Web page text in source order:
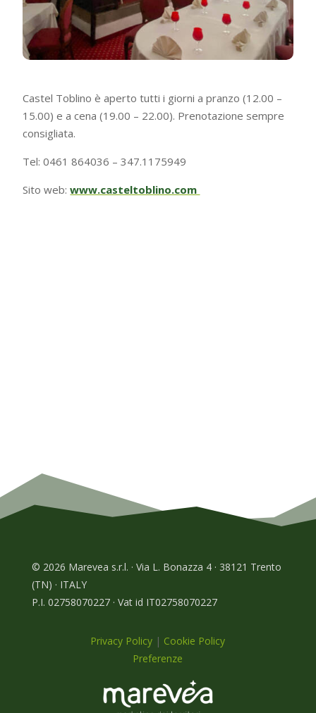
Castel Toblino è aperto tutti i giorni a pranzo (12.00 –
15.00) e a cena (19.00 – 22.00). Prenotazione sempre
consigliata.
Tel: 0461 864036 – 347.1175949
Sito web:www.casteltoblino.com
© 2026 Marevea s.r.l. · Via L. Bonazza 4 · 38121 Trento
(TN) · ITALY
P.I. 02758070227 · Vat id IT02758070227
Privacy Policy | Cookie Policy
Preferenze